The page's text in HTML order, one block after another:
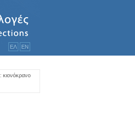
ΕΛ ΕΝ
: κιονόκρανο